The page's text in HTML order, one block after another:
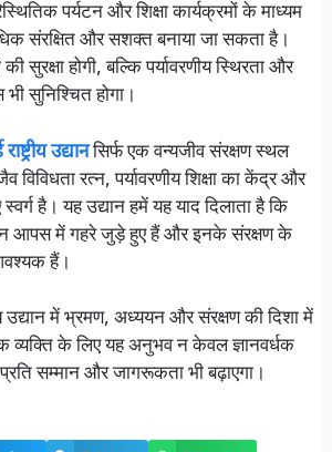
पर्यटन और शिक्षा कार्यक्रमों के माध्यम
संरक्षित और सशक्त बनाया जा सकता है।
सुरक्षा होगी, बल्कि पर्यावरणीय स्थिरता और
सुनिश्चित होगा।
उद्यानसिर्फ एक वन्यजीव संरक्षण स्थल
विविधता रत्न, पर्यावरणीय शिक्षा का केंद्र और
है। यह उद्यान हमें यह याद दिलाता है कि
आपस में गहरे जुड़े हुए हैं और इनके संरक्षण के
हैं।
उद्यान में भ्रमण, अध्ययन और संरक्षण की दिशा में
व्यक्ति के लिए यह अनुभव न केवल ज्ञानवर्धक
सम्मान और जागरूकता भी बढ़ाएगा।